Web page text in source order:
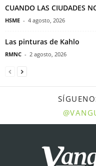
CUANDO LAS CIUDADES
HSME - 4 agosto, 2026
Las pinturas de Kahlo
RMNC - 2 agosto, 2026